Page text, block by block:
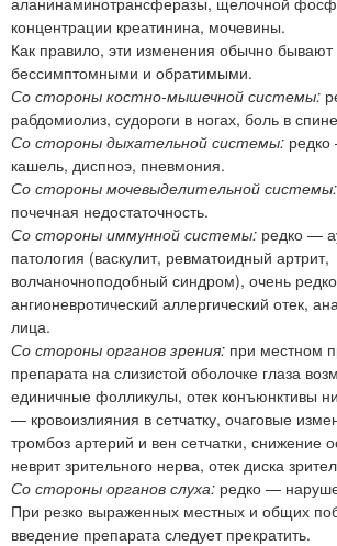
концентрации креатинина, мочевины.
Как правило, эти изменения обычно
бессимптомными и обратимыми.
Со стороны костно-мышечной системы:
рабдомиолиз, судороги в ногах, боль в
Со стороны дыхательной системы:
кашель, диспноэ, пневмония.
Со стороны мочевыделительной системы:
почечная недостаточность.
Со стороны иммунной системы: редко —
патология (васкулит, ревматоидный артрит,
волчаночноподобный синдром), очень
ангионевротический аллергический отек,
лица.
Со стороны органов зрения: при местном
препарата на слизистой оболочке глаза
единичные фолликулы, отек конъюнктивы
— кровоизлияния в сетчатку, очаговые
тромбоз артерий и вен сетчатки, снижение
неврит зрительного нерва, отек диска
Со стороны органов слуха: редко —
При резко выраженных местных и общих
введение препарата следует прекратить.